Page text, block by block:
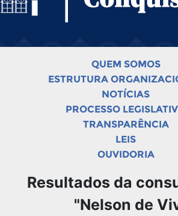
QUEM SOMOS
ESTRUTURA
NOTÍCIAS
PROCESSO
TRANSPARÊNCIA
LEIS
OUVIDORIA
Resultados da
"Nelson de